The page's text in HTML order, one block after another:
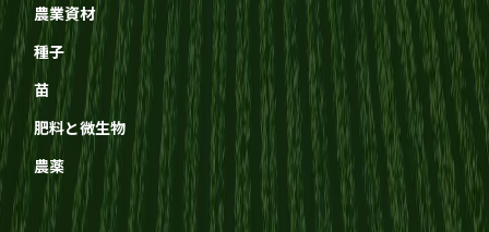
農業資材
種子
苗
肥料と微生物
農薬